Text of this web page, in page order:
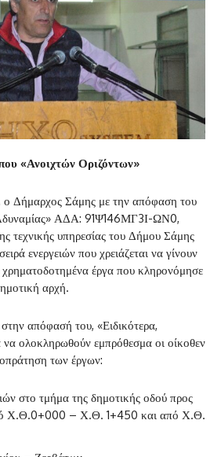
«Ανοιχτών Οριζόντων»
Δήμαρχος Σάμης με την απόφαση του
ΑΔΑ: 91Ψ146ΜΓ3Ι-ΩΝ0,
τεχνικής υπηρεσίας του Δήμου Σάμης
ενεργειών που χρειάζεται να γίνουν
έργα που κληρονόμησε
αρχή.
απόφασή του, «Ειδικότερα,
να ολοκληρωθούν εμπρόθεσμα οι οίκοθεν
των έργων:
στο τμήμα της δημοτικής οδού προς
Χ.Θ.0+000 – Χ.Θ. 1+450 και από Χ.Θ.